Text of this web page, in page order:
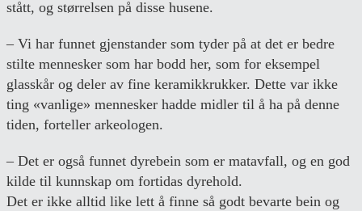
stått, og størrelsen på disse husene.
– Vi har funnet gjenstander som tyder på at det er bedre
stilte mennesker som har bodd her, som for eksempel
glasskår og deler av fine keramikkrukker. Dette var ikke
ting «vanlige» mennesker hadde midler til å ha på denne
tiden, forteller arkeologen.
– Det er også funnet dyrebein som er matavfall, og en god
kilde til kunnskap om fortidas dyrehold.
Det er ikke alltid like lett å finne så godt bevarte bein og